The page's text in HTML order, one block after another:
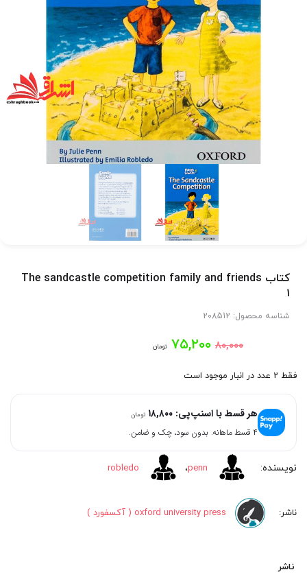
کتاب The sandcastle competition family and friends
۱
شناسه محصول: 208512
۸۰,۰۰۰ قیمت
اصلی:
تومان
۷۵,۲۰۰ تومانقیمت
تومان.
فقط 2 عدد در انبار موجود است
هر قسط با اسنپ‌پی: ۱۸,۸۰۰ تومان
۴ قسط ماهانه. بدون سود، چک و ضامن.
penn، robledo
oxford university press ( آکسفورد )
ناشر